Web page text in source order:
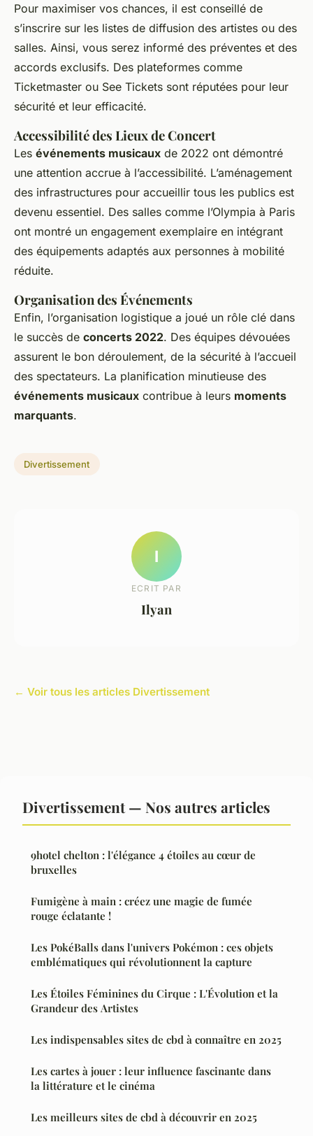
Pour maximiser vos chances, il est conseillé de
s’inscrire sur les listes de diffusion des artistes ou des
salles. Ainsi, vous serez informé des préventes et des
accords exclusifs. Des plateformes comme
Ticketmaster ou See Tickets sont réputées pour leur
sécurité et leur efficacité.
Accessibilité des Lieux de Concert
Les événements musicaux de 2022 ont démontré
une attention accrue à l’accessibilité. L’aménagement
des infrastructures pour accueillir tous les publics est
devenu essentiel. Des salles comme l’Olympia à Paris
ont montré un engagement exemplaire en intégrant
des équipements adaptés aux personnes à mobilité
réduite.
Organisation des Événements
Enfin, l’organisation logistique a joué un rôle clé dans
le succès de concerts 2022. Des équipes dévouées
assurent le bon déroulement, de la sécurité à l’accueil
des spectateurs. La planification minutieuse des
événements musicaux contribue à leurs moments
marquants.
Divertissement
I
ECRIT PAR
Ilyan
← Voir tous les articles Divertissement
Divertissement — Nos autres articles
9hotel chelton : l'élégance 4 étoiles au cœur de
bruxelles
Fumigène à main : créez une magie de fumée
rouge éclatante !
Les PokéBalls dans l'univers Pokémon : ces objets
emblématiques qui révolutionnent la capture
Les Étoiles Féminines du Cirque : L'Évolution et la
Grandeur des Artistes
Les indispensables sites de cbd à connaître en 2025
Les cartes à jouer : leur influence fascinante dans
la littérature et le cinéma
Les meilleurs sites de cbd à découvrir en 2025